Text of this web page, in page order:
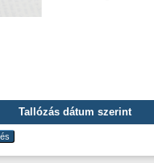
Tallózás dátum szerint